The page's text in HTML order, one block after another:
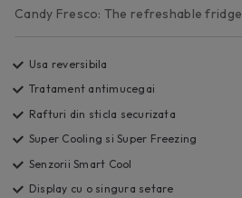
Candy Fresco: The refreshable fridge
Usa reversibila
Tratament antimucegai
Rafturi din sticla securizata
Super Cooling si Super Freezing
Senzorii Smart Cool
Display cu o singura setare